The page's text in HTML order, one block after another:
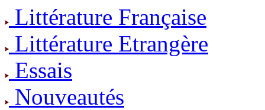
Littérature Française
Littérature Etrangère
Essais
Nouveautés